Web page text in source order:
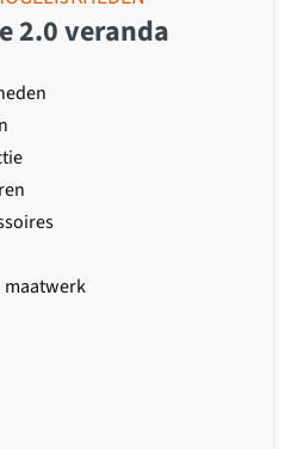
2.0 veranda
maatwerk